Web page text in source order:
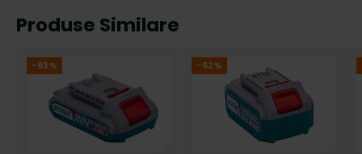
Produse Similare
-63% -62%